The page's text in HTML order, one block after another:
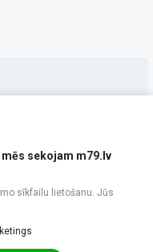
sekojam m79.lv
sīkfailu lietošanu. Jūs